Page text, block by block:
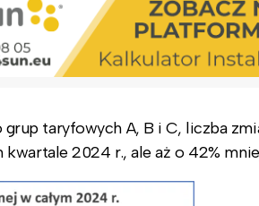
taryfowych A, B i C, liczba
kwartale 2024 r., ale aż o 42%